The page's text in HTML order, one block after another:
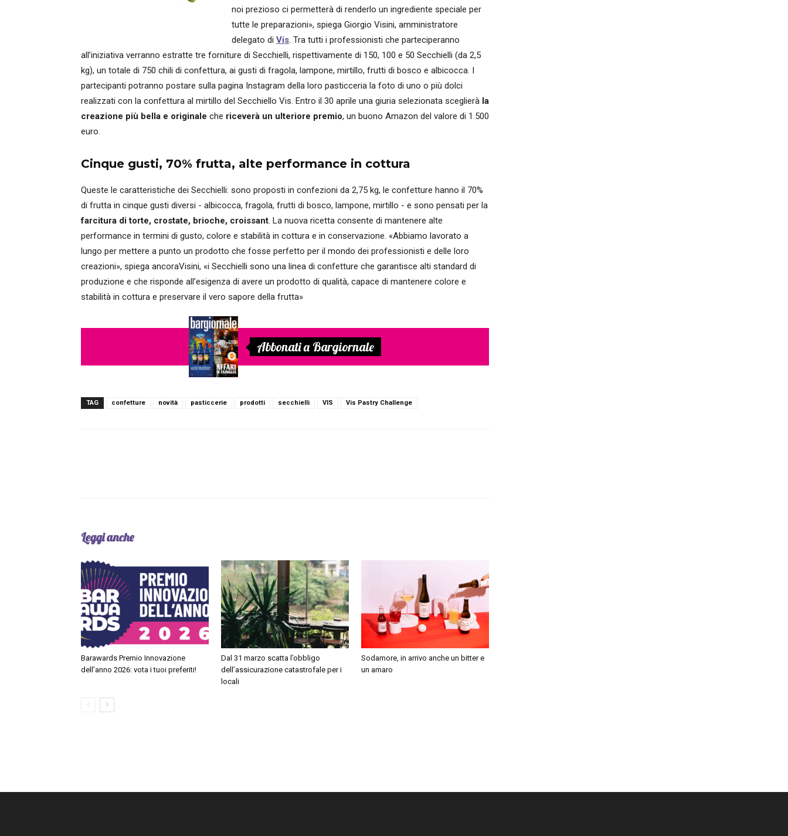
noi prezioso ci permetterà di renderlo un ingrediente speciale per
tutte le preparazioni», spiega Giorgio Visini, amministratore
delegato di Vis. Tra tutti i professionisti che parteciperanno
all’iniziativa verranno estratte tre forniture di Secchielli, rispettivamente di 150, 100 e 50 Secchielli (da 2,5
kg), un totale di 750 chili di confettura, ai gusti di fragola, lampone, mirtillo, frutti di bosco e albicocca. I
partecipanti potranno postare sulla pagina Instagram della loro pasticceria la foto di uno o più dolci
realizzati con la confettura al mirtillo del Secchiello Vis. Entro il 30 aprile una giuria selezionata sceglierà la
creazione più bella e originale che riceverà un ulteriore premio, un buono Amazon del valore di 1.500
euro.
Cinque gusti, 70% frutta, alte performance in cottura
Queste le caratteristiche dei Secchielli: sono proposti in confezioni da 2,75 kg, le confetture hanno il 70%
di frutta in cinque gusti diversi - albicocca, fragola, frutti di bosco, lampone, mirtillo - e sono pensati per la
farcitura di torte, crostate, brioche, croissant. La nuova ricetta consente di mantenere alte
performance in termini di gusto, colore e stabilità in cottura e in conservazione. «Abbiamo lavorato a
lungo per mettere a punto un prodotto che fosse perfetto per il mondo dei professionisti e delle loro
creazioni», spiega ancoraVisini, «i Secchielli sono una linea di confetture che garantisce alti standard di
produzione e che risponde all’esigenza di avere un prodotto di qualità, capace di mantenere colore e
stabilità in cottura e preservare il vero sapore della frutta»
Abbonati a Bargiornale
TAG confetture novità pasticcerie prodotti secchielli VIS Vis Pastry Challenge
Leggi anche
Barawards Premio Innovazione
dell’anno 2026: vota i tuoi preferiti!
Dal 31 marzo scatta l’obbligo
dell’assicurazione catastrofale per i
locali
Sodamore, in arrivo anche un bitter e
un amaro